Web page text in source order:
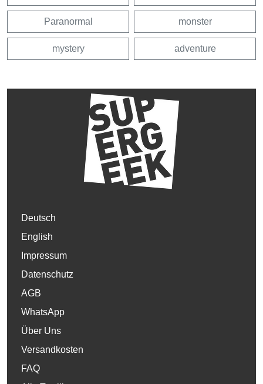
Paranormal monster
mystery adventure
Deutsch
English
Impressum
Datenschutz
AGB
WhatsApp
Über Uns
Versandkosten
FAQ